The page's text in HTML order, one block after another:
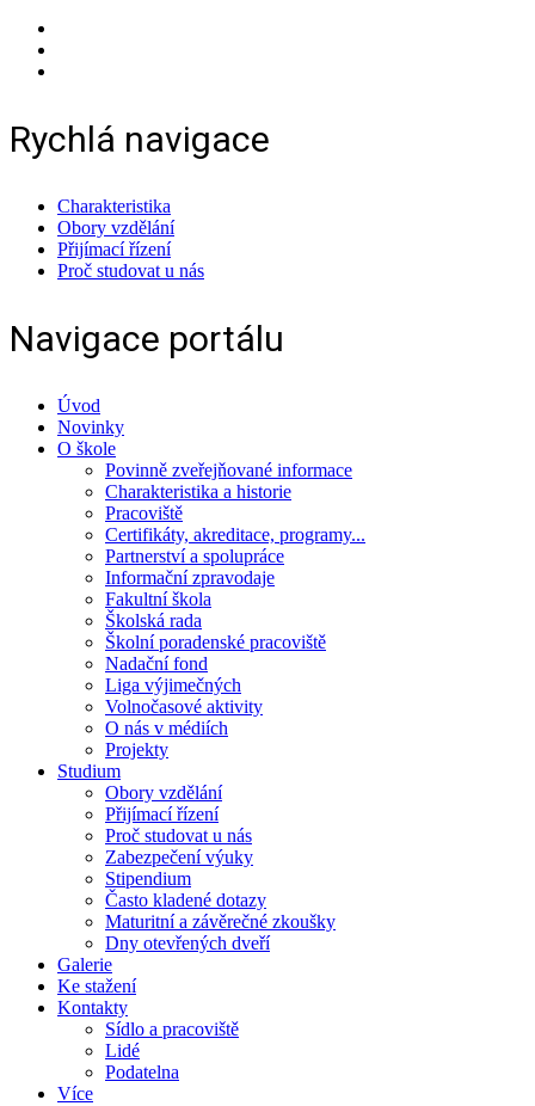
Rychlá navigace
Charakteristika
Obory vzdělání
Přijímací řízení
Proč studovat u nás
Navigace portálu
Úvod
Novinky
O škole
Povinně zveřejňované informace
Charakteristika a historie
Pracoviště
Certifikáty, akreditace, programy...
Partnerství a spolupráce
Informační zpravodaje
Fakultní škola
Školská rada
Školní poradenské pracoviště
Nadační fond
Liga výjimečných
Volnočasové aktivity
O nás v médiích
Projekty
Studium
Obory vzdělání
Přijímací řízení
Proč studovat u nás
Zabezpečení výuky
Stipendium
Často kladené dotazy
Maturitní a závěrečné zkoušky
Dny otevřených dveří
Galerie
Ke stažení
Kontakty
Sídlo a pracoviště
Lidé
Podatelna
Více